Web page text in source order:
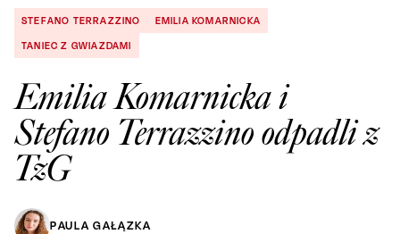
STEFANO TERRAZZINO
EMILIA KOMARNICKA
TANIEC Z GWIAZDAMI
Emilia Komarnicka i
Stefano Terrazzino odpadli z
TzG
PAULA GAŁĄZKA